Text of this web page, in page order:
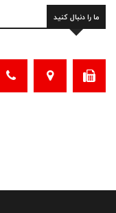
ما را دنبال کنید